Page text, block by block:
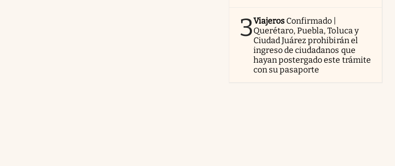
3Viajeros Confirmado |
Querétaro, Puebla, Toluca y
Ciudad Juárez prohibirán el
ingreso de ciudadanos que
hayan postergado este trámite
con su pasaporte